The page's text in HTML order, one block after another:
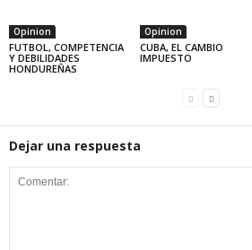
Opinion
FUTBOL, COMPETENCIA
Y DEBILIDADES
HONDUREÑAS
Opinion
CUBA, EL CAMBIO
IMPUESTO
Dejar una respuesta